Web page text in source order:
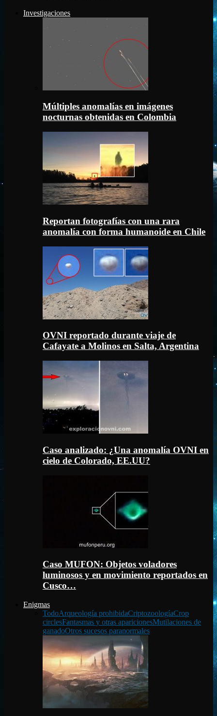
Investigaciones
Múltiples anomalías en imágenes
nocturnas obtenidas en Colombia
Reportan fotografías con una rara
anomalía con forma humanoide en Chile
OVNI reportado durante viaje de
Cafayate a Molinos en Salta, Argentina
Caso analizado: ¿Una anomalía OVNI en
cielo de Colorado, EE.UU?
Caso MUFON: Objetos voladores
luminosos y en movimiento reportados en
Cusco…
Enigmas
TodoArqueología prohibidaCriptozoologíaCrop
circlesFantasmas y otras aparicionesMutilaciones de
ganadoOtros sucesos paranormales